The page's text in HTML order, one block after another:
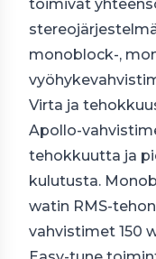
toimivat
monoblock-,
Virta ja
Apollo-
tehokkuutta ja
kulutusta.
watin RMS-
vahvistimet 150